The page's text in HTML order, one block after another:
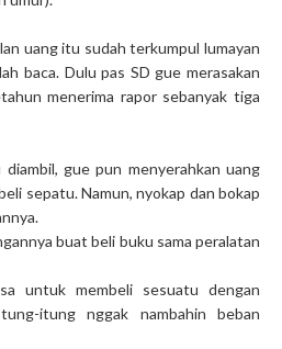
uang itu sudah terkumpul lumayan
baca. Dulu pas SD gue merasakan
menerima rapor sebanyak tiga
gue pun menyerahkan uang
sepatu. Namun, nyokap dan bokap
buat beli buku sama peralatan
untuk membeli sesuatu dengan
itung nggak nambahin beban